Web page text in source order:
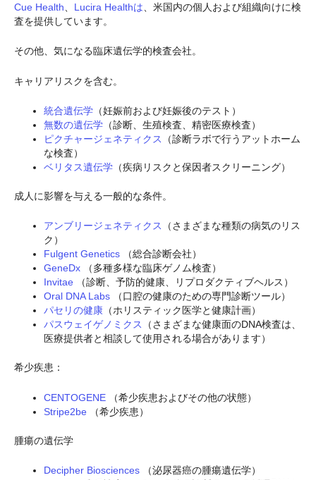
Cue Health
Lucira Healthは 、米国内の個人および組織向けに検
査を提供しています。
その他、気になる臨床遺伝学的検査会社。
キャリアリスクを含む。
統合遺伝学 （妊娠前および妊娠後のテスト）
無数の遺伝学 （診断、生殖検査、精密医療検査）
ピクチャージェネティクス
（診断ラボで行うアットホーム
な検査）
ベリタス遺伝学 （疾病リスクと保因者スクリーニング）
成人に影響を与える一般的な条件。
アンブリージェネティクス
（さまざまな種類の病気のリス
ク）
Fulgent Genetics （総合診断会社）
GeneDx （多種多様な臨床ゲノム検査）
Invitae （診断、予防的健康、リプロダクティブヘルス）
Oral DNA Labs （口腔の健康のための専門診断ツール）
パセリの健康 （ホリスティック医学と健康計画）
パスウェイゲノミクス
（さまざまな健康面のDNA検査は、
医療提供者と相談して使用される場合があります）
希少疾患：
CENTOGENE （希少疾患およびその他の状態）
Stripe2be （希少疾患）
腫瘍の遺伝学
Decipher Biosciences （泌尿器癌の腫瘍遺伝学）